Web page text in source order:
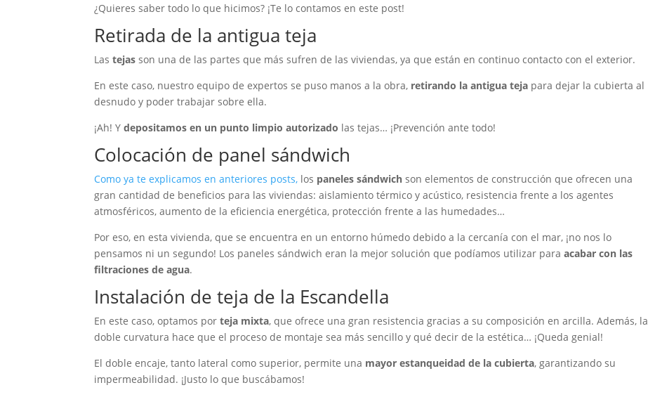
¿Quieres saber todo lo que hicimos? ¡Te lo contamos en este post!
Retirada de la antigua teja
Lastejas son una de las partes que más sufren de las viviendas, ya que están en continuo contacto con el exterior.
En este caso, nuestro equipo de expertos se puso manos a la obra, retirando la antigua teja para dejar la cubierta al
desnudo y poder trabajar sobre ella.
¡Ah! Ydepositamos en un punto limpio autorizado las tejas… ¡Prevención ante todo!
Colocación de panel sándwich
Como ya te explicamos en anteriores posts, los paneles sándwich son elementos de construcción que ofrecen una
gran cantidad de beneficios para las viviendas: aislamiento térmico y acústico, resistencia frente a los agentes
atmosféricos, aumento de la eficiencia energética, protección frente a las humedades…
Por eso, en esta vivienda, que se encuentra en un entorno húmedo debido a la cercanía con el mar, ¡no nos lo
pensamos ni un segundo! Los paneles sándwich eran la mejor solución que podíamos utilizar paraacabar con las
filtraciones de agua.
Instalación de teja de la Escandella
En este caso, optamos porteja mixta, que ofrece una gran resistencia gracias a su composición en arcilla. Además, la
doble curvatura hace que el proceso de montaje sea más sencillo y qué decir de la estética… ¡Queda genial!
El doble encaje, tanto lateral como superior, permite una mayor estanqueidad de la cubierta, garantizando su
impermeabilidad. ¡Justo lo que buscábamos!